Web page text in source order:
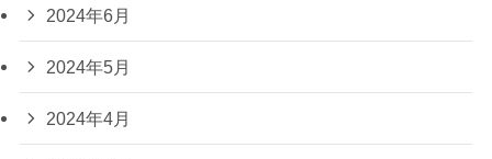
2024年6月
2024年5月
2024年4月